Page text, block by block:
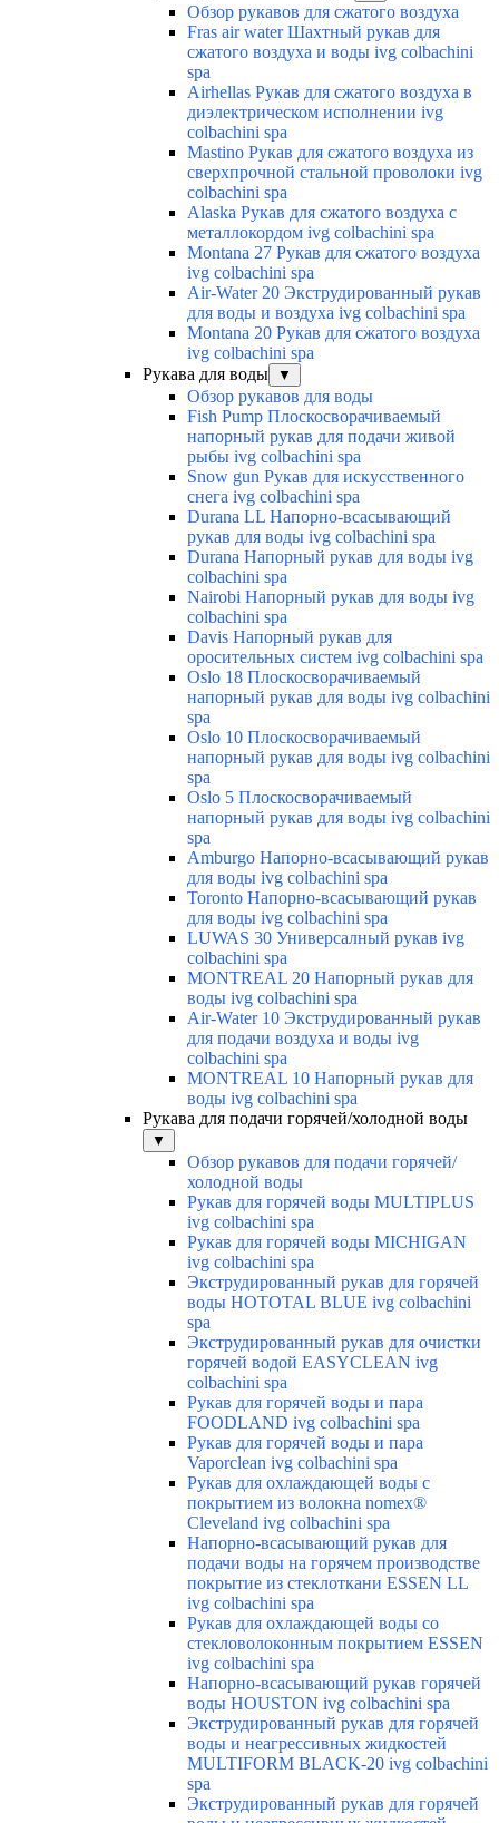
Обзор рукавов для сжатого воздуха
Fras air water Шахтный рукав для
сжатого воздуха и воды ivg colbachini
spa
Airhellas Рукав для сжатого воздуха в
диэлектрическом исполнении ivg
colbachini spa
Mastino Рукав для сжатого воздуха из
сверхпрочной стальной проволоки ivg
colbachini spa
Alaska Рукав для сжатого воздуха с
металлокордом ivg colbachini spa
Montana 27 Рукав для сжатого воздуха
ivg colbachini spa
Air-Water 20 Экструдированный рукав
для воды и воздуха ivg colbachini spa
Montana 20 Рукав для сжатого воздуха
ivg colbachini spa
Рукава для воды
▼
Обзор рукавов для воды
Fish Pump Плоскосворачиваемый
напорный рукав для подачи живой
рыбы ivg colbachini spa
Snow gun Рукав для искусственного
снега ivg colbachini spa
Durana LL Напорно-всасывающий
рукав для воды ivg colbachini spa
Durana Напорный рукав для воды ivg
colbachini spa
Nairobi Напорный рукав для воды ivg
colbachini spa
Davis Напорный рукав для
оросительных систем ivg colbachini spa
Oslo 18 Плоскосворачиваемый
напорный рукав для воды ivg colbachini
spa
Oslo 10 Плоскосворачиваемый
напорный рукав для воды ivg colbachini
spa
Oslo 5 Плоскосворачиваемый
напорный рукав для воды ivg colbachini
spa
Amburgo Напорно-всасывающий рукав
для воды ivg colbachini spa
Toronto Напорно-всасывающий рукав
для воды ivg colbachini spa
LUWAS 30 Универсалный рукав ivg
colbachini spa
MONTREAL 20 Напорный рукав для
воды ivg colbachini spa
Air-Water 10 Экструдированный рукав
для подачи воздуха и воды ivg
colbachini spa
MONTREAL 10 Напорный рукав для
воды ivg colbachini spa
Рукава для подачи горячей/холодной воды
▼
Обзор рукавов для подачи горячей/
холодной воды
Рукав для горячей воды MULTIPLUS
ivg colbachini spa
Рукав для горячей воды MICHIGAN
ivg colbachini spa
Экструдированный рукав для горячей
воды HOTOTAL BLUE ivg colbachini
spa
Экструдированный рукав для очистки
горячей водой EASYCLEAN ivg
colbachini spa
Рукав для горячей воды и пара
FOODLAND ivg colbachini spa
Рукав для горячей воды и пара
Vaporclean ivg colbachini spa
Рукав для охлаждающей воды с
покрытием из волокна nomex®
Cleveland ivg colbachini spa
Напорно-всасывающий рукав для
подачи воды на горячем производстве
покрытие из стеклоткани ESSEN LL
ivg colbachini spa
Рукав для охлаждающей воды со
стекловолоконным покрытием ESSEN
ivg colbachini spa
Напорно-всасывающий рукав горячей
воды HOUSTON ivg colbachini spa
Экструдированный рукав для горячей
воды и неагрессивных жидкостей
MULTIFORM BLACK-20 ivg colbachini
spa
Экструдированный рукав для горячей